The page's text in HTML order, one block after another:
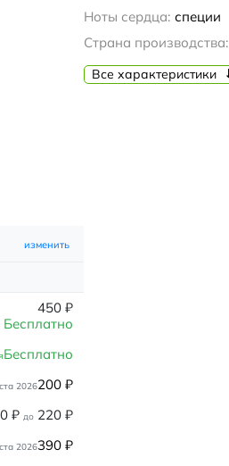
Ноты сердца: специи
Страна производства:
Все характеристики
изменить
450 ₽
Бесплатно
Бесплатно
2026200 ₽
₽ до 220 ₽
2026390 ₽